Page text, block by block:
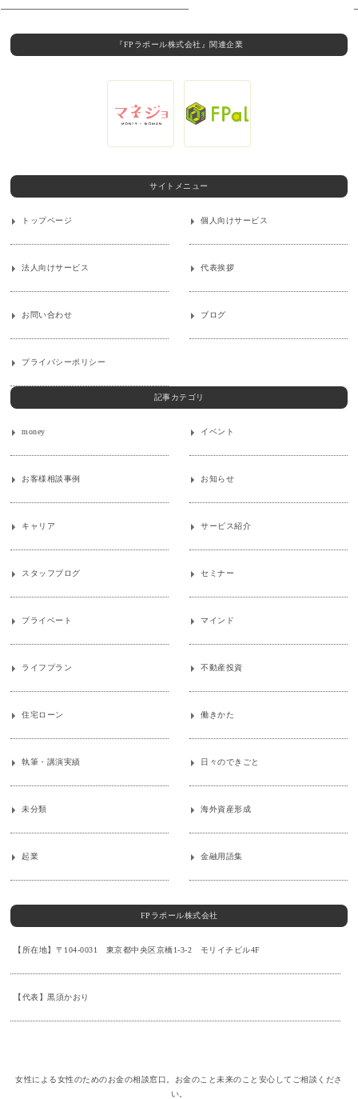
『FPラポール株式会社』関連企業
サイトメニュー
トップページ 個人向けサービス
法人向けサービス 代表挨拶
お問い合わせ ブログ
プライバシーポリシー
記事カテゴリ
money イベント
お客様相談事例 お知らせ
キャリア サービス紹介
スタッフブログ セミナー
プライベート マインド
ライフプラン 不動産投資
住宅ローン 働きかた
執筆・講演実績 日々のできごと
未分類 海外資産形成
起業 金融用語集
FPラポール株式会社
【所在地】〒104-0031 東京都中央区京橋1-3-2 モリイチビル4F
【代表】黒須かおり
女性による女性のためのお金の相談窓口。お金のこと未来のこと安心してご相談くださ
い。